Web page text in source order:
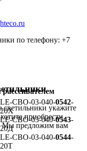
по телефону: +7
укажите
приобрести,
Мы предложим вам
LE-СВО-03-040-0542-
20Х
LE-СВО-03-040-0543-
20Д
LE-СВО-03-040-0544-
20Т